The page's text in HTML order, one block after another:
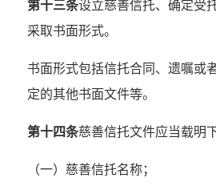
第十三条设立慈善信托、确定受
采取书面形式。
书面形式包括信托合同、遗嘱或
定的其他书面文件等。
第十四条慈善信托文件应当载明
（一）慈善信托名称；